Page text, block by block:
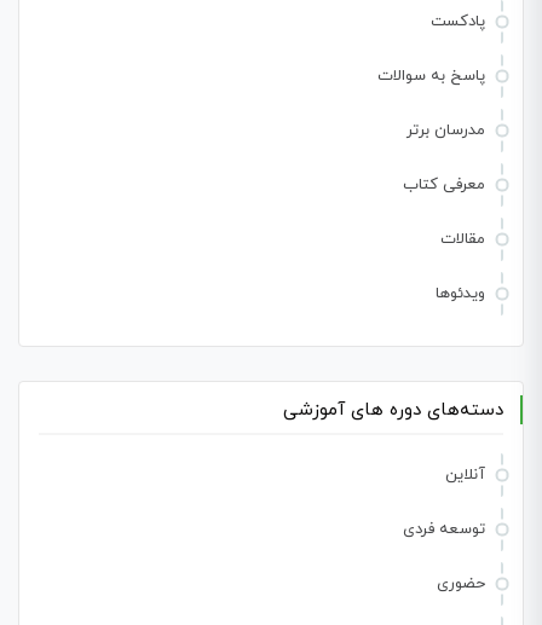
پادکست
پاسخ به سوالات
مدرسان برتر
معرفی کتاب
مقالات
ویدئوها
دسته‌های دوره های آموزشی
آنلاین
توسعه فردی
حضوری